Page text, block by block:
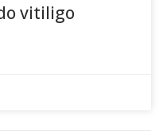
vitiligo